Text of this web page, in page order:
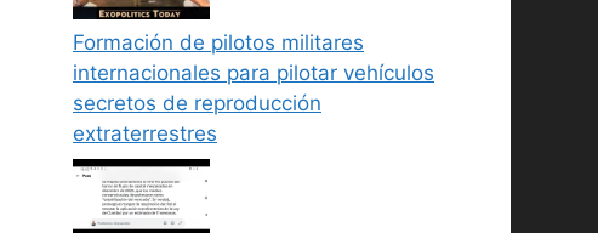
Formación de pilotos militares
internacionales para pilotar vehículos
secretos de reproducción
extraterrestres